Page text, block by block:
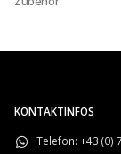
KONTAKTINFOS
Telefon: +43 (0)